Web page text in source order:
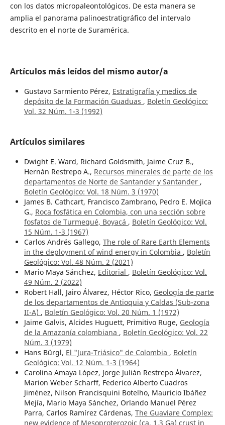
con los datos micropaleontológicos. De esta manera se
amplia el panorama palinoestratigráfico del intervalo
descrito en el norte de Suramérica.
Artículos más leídos del mismo autor/a
Gustavo Sarmiento Pérez, Estratigrafía y medios de
depósito de la Formación Guaduas , Boletín Geológico:
Vol. 32 Núm. 1-3 (1992)
Artículos similares
Dwight E. Ward, Richard Goldsmith, Jaime Cruz B.,
Hernán Restrepo A., Recursos minerales de parte de los
departamentos de Norte de Santander y Santander ,
Boletín Geológico: Vol. 18 Núm. 3 (1970)
James B. Cathcart, Francisco Zambrano, Pedro E. Mojica
G., Roca fosfática en Colombia, con una sección sobre
fosfatos de Turmequé, Boyacá , Boletín Geológico: Vol.
15 Núm. 1-3 (1967)
Carlos Andrés Gallego, The role of Rare Earth Elements
in the deployment of wind energy in Colombia , Boletín
Geológico: Vol. 48 Núm. 2 (2021)
Mario Maya Sánchez, Editorial , Boletín Geológico: Vol.
49 Núm. 2 (2022)
Robert Hall, Jairo Álvarez, Héctor Rico, Geología de parte
de los departamentos de Antioquia y Caldas (Sub-zona
II-A) , Boletín Geológico: Vol. 20 Núm. 1 (1972)
Jaime Galvis, Alcides Huguett, Primitivo Ruge, Geología
de la Amazonía colombiana , Boletín Geológico: Vol. 22
Núm. 3 (1979)
Hans Bürgl, El "Jura-Triásico" de Colombia , Boletín
Geológico: Vol. 12 Núm. 1-3 (1964)
Carolina Amaya López, Jorge Julián Restrepo Álvarez,
Marion Weber Scharff, Federico Alberto Cuadros
Jiménez, Nilson Francisquini Botelho, Mauricio Ibáñez
Mejía, Mario Maya Sánchez, Orlando Manuel Pérez
Parra, Carlos Ramírez Cárdenas, The Guaviare Complex:
new evidence of Mesoproterozoic (ca. 1.3 Ga) crust in